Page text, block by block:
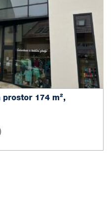
prostor 174 m²,